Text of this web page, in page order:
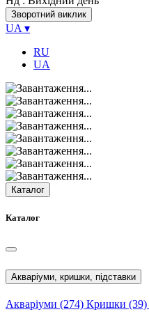
Зворотний виклик
UA ▾
RU
UA
Каталог
Каталог
Акваріуми, кришки, підставки
Акваріуми (274) Кришки (39)